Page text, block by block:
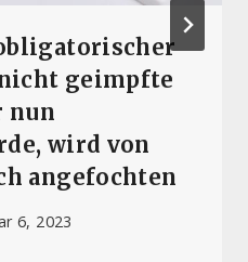
geimpfte
nun
wird von
angefochten
6, 2023